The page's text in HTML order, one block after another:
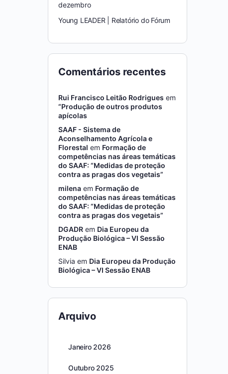
dezembro
Young LEADER | Relatório do Fórum
Comentários recentes
Rui Francisco Leitão Rodrigues em
“Produção de outros produtos
apícolas
SAAF - Sistema de
Aconselhamento Agrícola e
Florestal em Formação de
competências nas áreas temáticas
do SAAF: “Medidas de proteção
contra as pragas dos vegetais”
milena em Formação de
competências nas áreas temáticas
do SAAF: “Medidas de proteção
contra as pragas dos vegetais”
DGADR em Dia Europeu da
Produção Biológica – VI Sessão
ENAB
Silvia em Dia Europeu da Produção
Biológica – VI Sessão ENAB
Arquivo
Janeiro 2026
Outubro 2025